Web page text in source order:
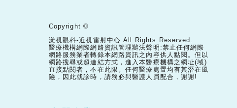
Copyright ©
濰視眼科-近視雷射中心 All Rights Reserved.
醫療機構網際網路資訊管理辦法聲明:禁止任何網際
網路服務業者轉錄本網路資訊之內容供人點閱。但以
網路搜尋或超連結方式，進入本醫療機構之網址(域)
直接點閱者，不在此限。任何醫療處置均有其潛在風
險，因此就診時，請務必與醫護人員配合，謝謝!